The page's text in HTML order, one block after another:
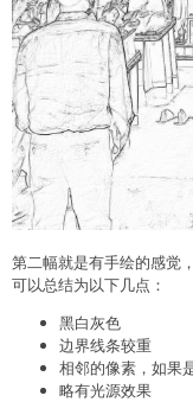
第二幅就是有手绘的感觉
可以总结为以下几点：
黑白灰色
边界线条较重
相邻的像素，如果
略有光源效果